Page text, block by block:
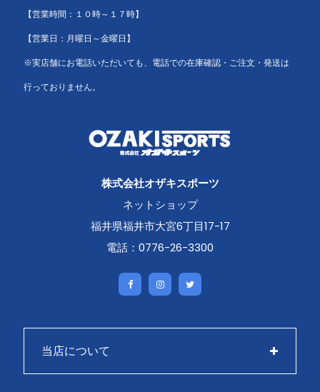
【営業時間：１０時～１７時】
【営業日：月曜日～金曜日】
※実店舗にお電話いただいても、電話での在庫確認・ご注文・発送は
行っておりません。
株式会社オザキスポーツ
ネットショップ
福井県福井市大宮6丁目17-17
電話：0776-26-3300
当店について